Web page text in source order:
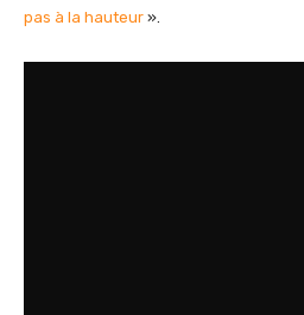
pas à la hauteur ».